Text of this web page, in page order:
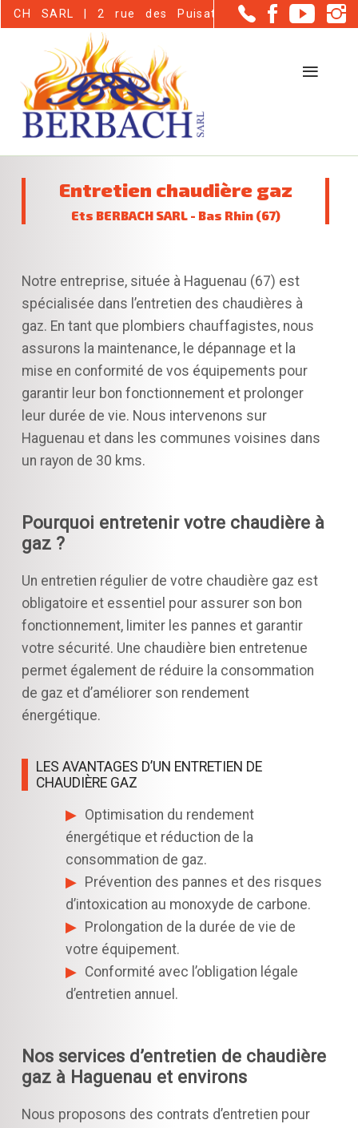
SARL | 2 rue des Puisatiers - Haguenau (67500)
Entretien chaudière gaz
Ets BERBACH SARL - Bas Rhin (67)
Notre entreprise, située à Haguenau (67) est
spécialisée dans l’entretien des chaudières à
gaz. En tant que plombiers chauffagistes, nous
assurons la maintenance, le dépannage et la
mise en conformité de vos équipements pour
garantir leur bon fonctionnement et prolonger
leur durée de vie. Nous intervenons sur
Haguenau et dans les communes voisines dans
un rayon de 30 kms.
Pourquoi entretenir votre chaudière à
gaz ?
Un entretien régulier de votre chaudière gaz est
obligatoire et essentiel pour assurer son bon
fonctionnement, limiter les pannes et garantir
votre sécurité. Une chaudière bien entretenue
permet également de réduire la consommation
de gaz et d’améliorer son rendement
énergétique.
LES AVANTAGES D’UN ENTRETIEN DE
CHAUDIÈRE GAZ
Optimisation du rendement
énergétique et réduction de la
consommation de gaz.
Prévention des pannes et des risques
d’intoxication au monoxyde de carbone.
Prolongation de la durée de vie de
votre équipement.
Conformité avec l’obligation légale
d’entretien annuel.
Nos services d’entretien de chaudière
gaz à Haguenau et environs
Nous proposons des contrats d’entretien pour
Panneau de gestion des cookies